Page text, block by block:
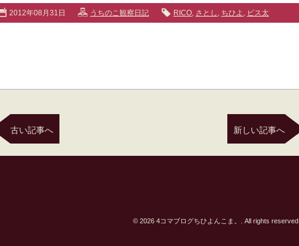
2012年08月31日 うちのこ観察日記 RICO, さとし , ちひよ , ビス太
古い記事へ 新しい記事へ
© 2026 4コマブログちひよんこま。. All rights reserved.